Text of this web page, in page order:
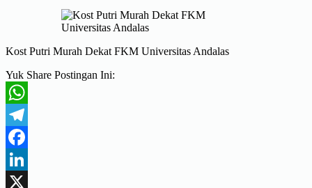
Kost Putri Murah Dekat FKM Universitas Andalas
Yuk Share Postingan Ini:
WhatsApp
Telegram
Facebook
LinkedIn